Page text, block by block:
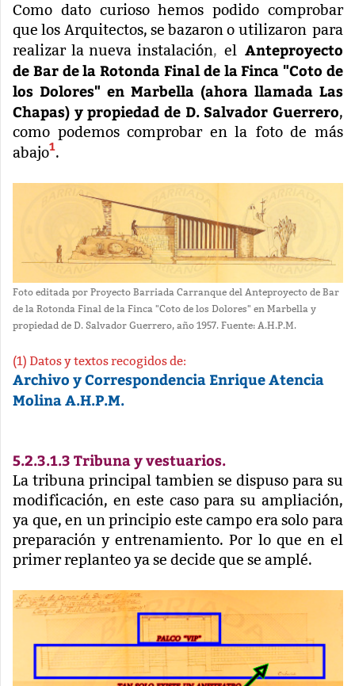
Como dato curioso hemos podido comprobar
que los Arquitectos, se bazaron o utilizaron para
realizar la nueva instalación,elAnteproyecto
de Bar de la Rotonda Final de la Finca "Coto de
los Dolores" en Marbella (ahora llamada Las
Chapas) y propiedad de D. Salvador Guerrero,
como podemos comprobar en la foto de más
abajo1.
Foto editada por Proyecto Barriada Carranque del Anteproyecto de Bar
de la Rotonda Final de la Finca "Coto de los Dolores" en Marbella y
propiedad de D. Salvador Guerrero, año 1957. Fuente: A.H.P.M.
(1) Datos y textos recogidos de:
Archivo y Correspondencia Enrique Atencia
Molina A.H.P.M.
5.2.3.1.3 Tribuna y vestuarios.
La tribuna principal tambien se dispuso para su
modificación, en este caso para su ampliación,
ya que, en un principio este campo era solo para
preparación y entrenamiento. Por lo que en el
primer replanteo ya se decide que se amplé.